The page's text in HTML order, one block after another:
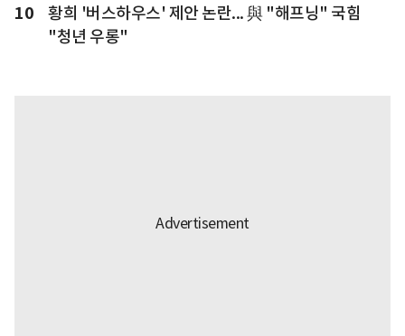
10
황희 '버스하우스' 제안 논란... 與 "해프닝" 국힘
"청년 우롱"